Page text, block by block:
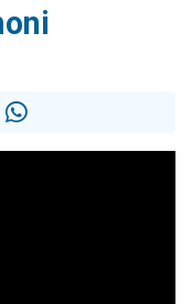
pour Sauvez la jambe de Yohan
dans Torah-Box Music
29 personnes viennent de demander une bénédiction